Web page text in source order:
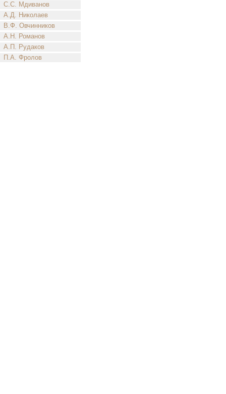
С.С. Мдиванов
А.Д. Николаев
В.Ф. Овчинников
А.Н. Романов
А.П. Рудаков
П.А. Фролов